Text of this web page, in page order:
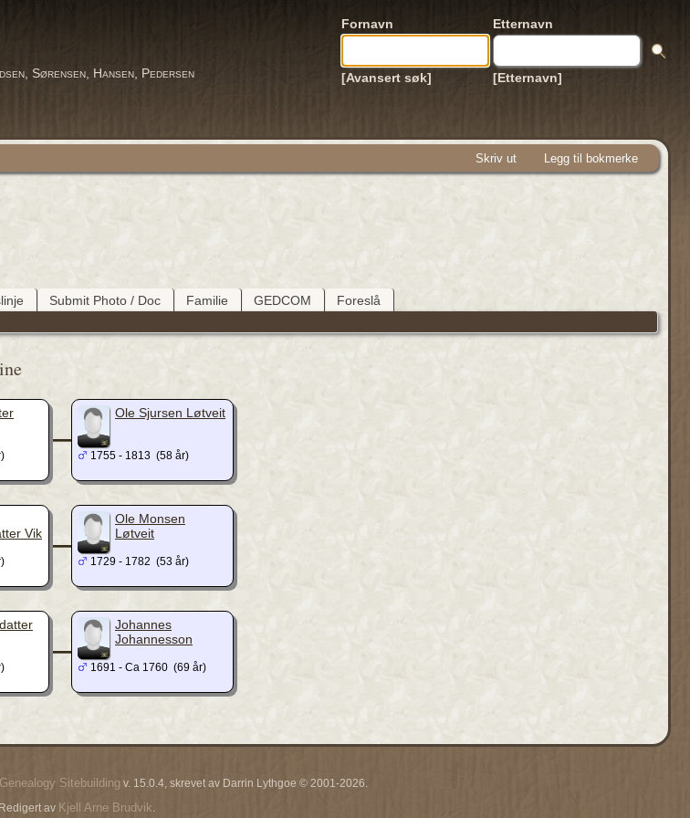
Sørensen, Hansen, Pedersen
Fornavn Etternavn
[Avansert søk] [Etternavn]
Skriv ut Legg til bokmerke
Submit Photo / Doc Familie GEDCOM Foreslå
_ Ole Sjursen Løtveit
1755 - 1813 (58 år)
Vik _
Ole Monsen
Løtveit
1729 - 1782 (53 år)
_
Johannes
Johannesson
1691 - Ca 1760 (69 år)
Sitebuilding v. 15.0.4, skrevet av Darrin Lythgoe © 2001-2026.
Redigert av Kjell Arne Brudvik